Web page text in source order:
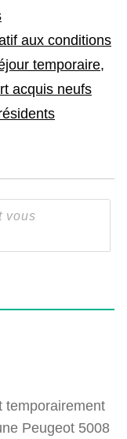
aux conditions
temporaire,
acquis neufs
temporairement
Peugeot 5008